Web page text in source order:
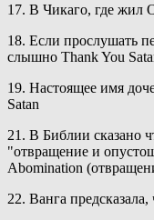
17. В Чикаго, где жил
18. Если прослушать
слышно Thank You
19. Настоящее имя
Satan
21. В Библии сказано
"отвращение и
Abomination
22. Ванга